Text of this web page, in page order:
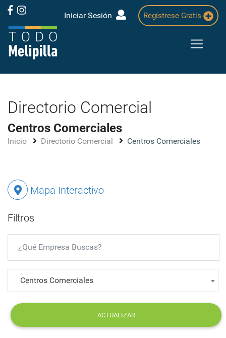
Iniciar Sesión Regístrese Gratis
Directorio Comercial
Centros Comerciales
Inicio Directorio Comercial Centros Comerciales
Mapa Interactivo
Filtros
Centros Comerciales
ACTUALIZAR